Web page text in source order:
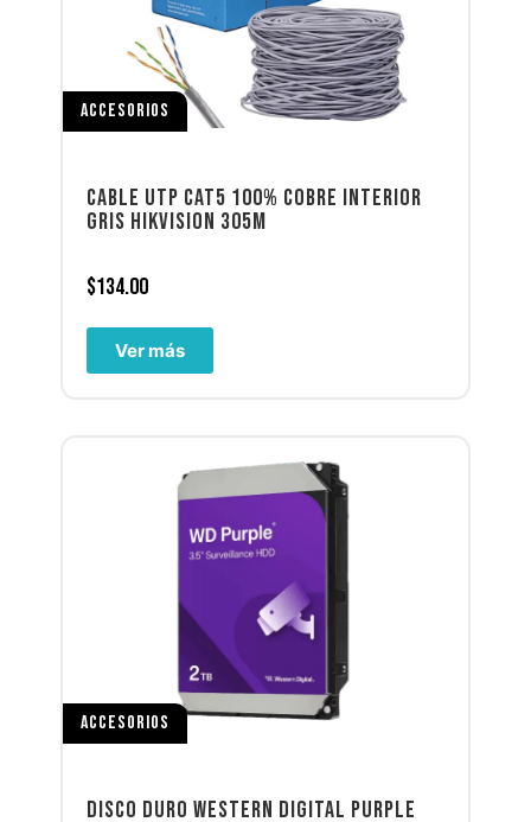
ACCESORIOS
CABLE UTP CAT5 100% COBRE INTERIOR
GRIS HIKVISION 305M
$134.00
Ver más
ACCESORIOS
DISCO DURO WESTERN DIGITAL PURPLE